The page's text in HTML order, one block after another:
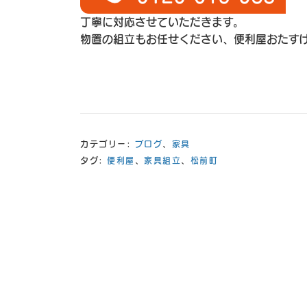
丁寧に対応させていただきます。
物置の組立もお任せください、便利屋おたす
カテゴリー: ブログ
家具
タグ: 便利屋 家具組立 松前町